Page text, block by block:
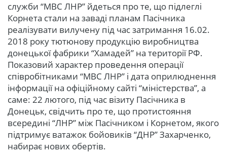
служби “МВС ЛНР” йдеться про те, що підлеглі
Корнета стали на заваді планам Пасічника
реалізувати вилучену під час затримання 16.02.
2018 року тютюнову продукцію виробництва
донецької фабрики “Хамадей” на території РФ.
Показовий характер проведення операції
співробітниками “МВС ЛНР” і дата оприлюднення
інформації на офіційному сайті “міністерства”, а
саме: 22 лютого, під час візиту Пасічника в
Донецьк, свідчить про те, що протистояння
всередині “ЛНР” між Пасічником і Корнетом, якого
підтримує ватажок бойовиків “ДНР” Захарченко,
набирає нових обертів.